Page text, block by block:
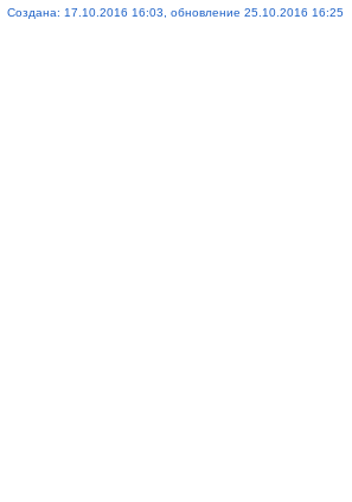
Создана: 17.10.2016 16:03, обновление 25.10.2016 16:25